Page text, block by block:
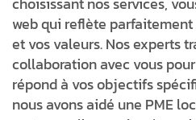
web qui reflète
et vos valeurs. Nos experts
collaboration avec vous
répond à vos objectifs
nous avons aidé une PME